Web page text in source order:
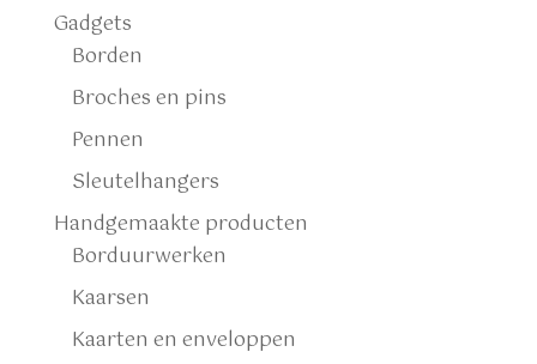
Gadgets
Borden
Broches en pins
Pennen
Sleutelhangers
Handgemaakte producten
Borduurwerken
Kaarsen
Kaarten en enveloppen